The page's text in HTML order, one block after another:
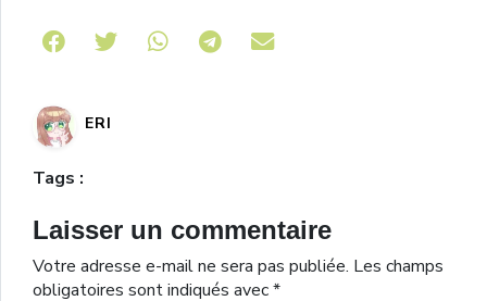
Share on Telegram
ERI
Tags :
Laisser un commentaire
Votre adresse e-mail ne sera pas publiée. Les champs
obligatoires sont indiqués avec*